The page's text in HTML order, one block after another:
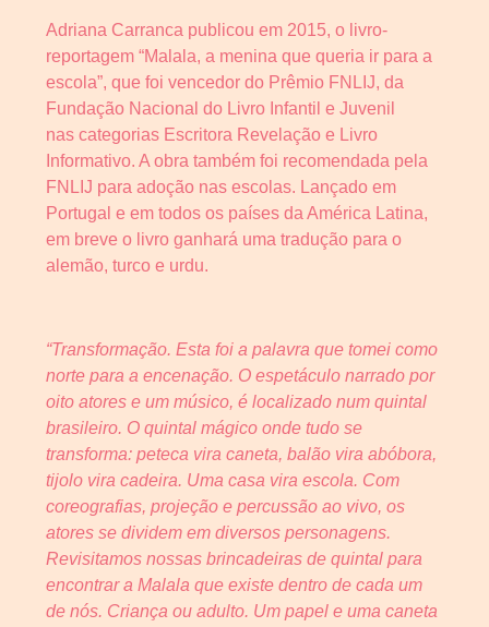
Adriana Carranca publicou em 2015, o livro-
reportagem “Malala, a menina que queria ir para a
escola”, que foi vencedor do Prêmio FNLIJ, da
Fundação Nacional do Livro Infantil e Juvenil
nas categorias Escritora Revelação e Livro
Informativo. A obra também foi recomendada pela
FNLIJ para adoção nas escolas. Lançado em
Portugal e em todos os países da América Latina,
em breve o livro ganhará uma tradução para o
alemão, turco e urdu.
“Transformação. Esta foi a palavra que tomei como
norte para a encenação. O espetáculo narrado por
oito atores e um músico, é localizado num quintal
brasileiro. O quintal mágico onde tudo se
transforma: peteca vira caneta, balão vira abóbora,
tijolo vira cadeira. Uma casa vira escola. Com
coreografias, projeção e percussão ao vivo, os
atores se dividem em diversos personagens.
Revisitamos nossas brincadeiras de quintal para
encontrar a Malala que existe dentro de cada um
de nós. Criança ou adulto. Um papel e uma caneta